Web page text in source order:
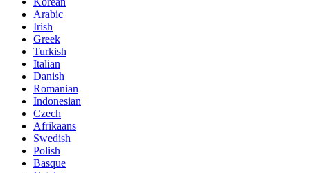
Arabic
Irish
Greek
Turkish
Italian
Danish
Romanian
Indonesian
Czech
Afrikaans
Swedish
Polish
Basque